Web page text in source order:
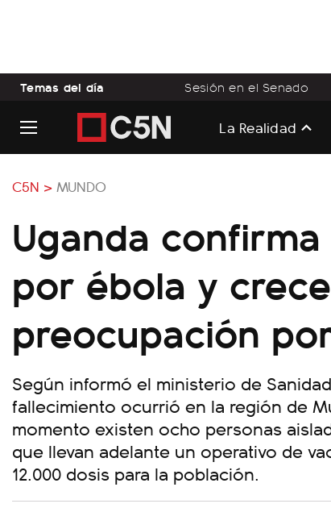
Temas del día Sesión en el Senado
La Realidad
C5N > MUNDO
Uganda
por ébola y
preocupación
Según informó el ministerio de
fallecimiento ocurrió en la región de
momento existen ocho personas
que llevan adelante un operativo de
12.000 dosis para la población.